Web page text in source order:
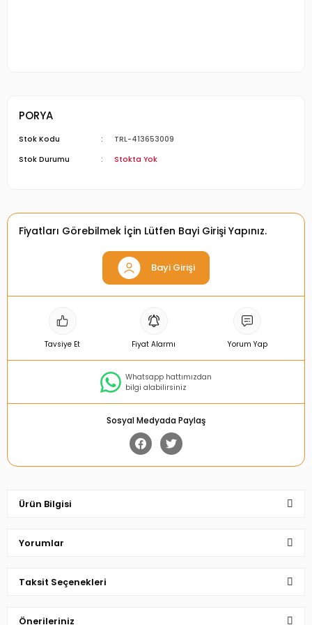
PORYA
Stok Kodu
TRL-413653009
Stok Durumu
Stokta Yok
Fiyatları Görebilmek İçin Lütfen Bayi Girişi Yapınız.
Bayi Girişi
Tavsiye Et Fiyat Alarmı Yorum Yap
Whatsapp hattımızdan
bilgi alabilirsiniz
Sosyal Medyada Paylaş
Ürün Bilgisi
Yorumlar
Taksit Seçenekleri
Önerileriniz